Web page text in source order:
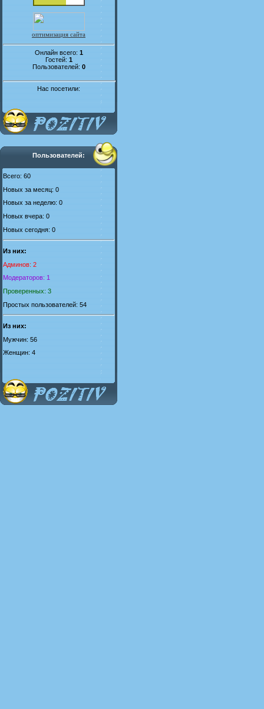
оптимизация сайта
Онлайн всего: 1
Гостей: 1
Пользователей: 0
Нас посетили:
Пользователей:
Всего: 60
Новых за месяц: 0
Новых за неделю: 0
Новых вчера: 0
Новых сегодня: 0
Из них:
Админов: 2
Модераторов: 1
Проверенных: 3
Простых пользователей: 54
Из них:
Мужчин: 56
Женщин: 4